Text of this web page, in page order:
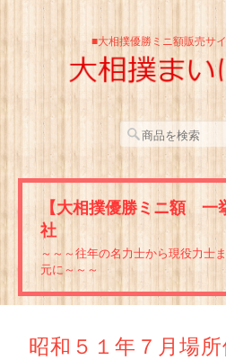
■大相撲優勝ミニ額販売サ
【大相撲優勝ミニ額 一
社
～～～往年の名力士から現役力士
元に～～～
昭和５１年７月場